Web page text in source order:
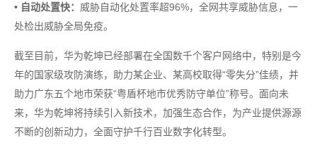
• 自动处置快： 威胁自动化处置率超96%，全网共享威胁信息，一
处检出威胁全局免疫。
截至目前，华为乾坤已经部署在全国数千个客户网络中，特别是今
年的国家级攻防演练，助力某企业、某高校取得“零失分”佳绩，并
助力广东五个地市荣获“粤盾杯地市优秀防守单位”称号。面向未
来，华为乾坤将持续引入新技术，加强生态合作，为产业提供源源
不断的创新动力，全面守护千行百业数字化转型。